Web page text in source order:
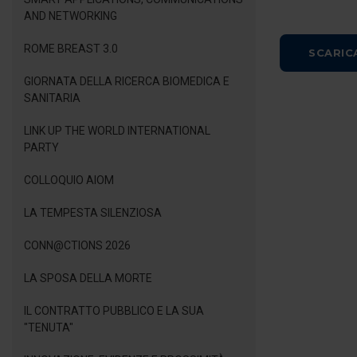
AND NETWORKING
ROME BREAST 3.0
GIORNATA DELLA RICERCA BIOMEDICA E
SANITARIA
LINK UP THE WORLD INTERNATIONAL
PARTY
COLLOQUIO AIOM
LA TEMPESTA SILENZIOSA
CONN@CTIONS 2026
LA SPOSA DELLA MORTE
IL CONTRATTO PUBBLICO E LA SUA
"TENUTA"